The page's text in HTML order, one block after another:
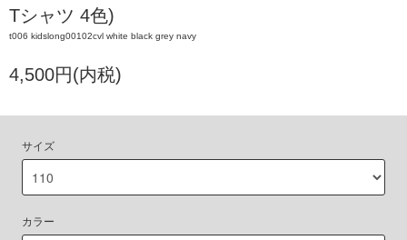
Tシャツ 4色)
t006 kidslong00102cvl white black grey navy
4,500円(内税)
サイズ
カラー